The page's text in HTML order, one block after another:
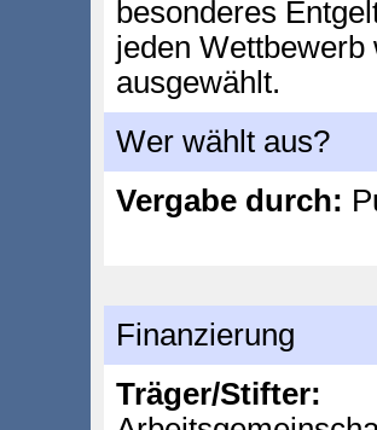
besonderes
jeden
ausgewählt.
Wer wählt aus?
Vergabe durch:
Finanzierung
Träger/Stifter: